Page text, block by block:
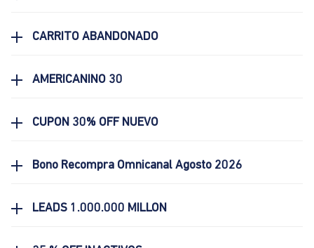
CARRITO ABANDONADO
AMERICANINO 30
CUPON 30% OFF NUEVO
Bono Recompra Omnicanal Agosto 2026
LEADS 1.000.000 MILLON